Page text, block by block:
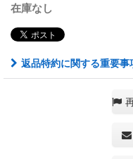
在庫なし
返品特約に関する重要事